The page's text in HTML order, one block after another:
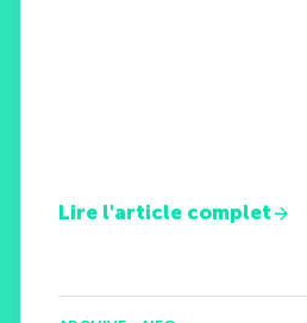
Lire l'article complet